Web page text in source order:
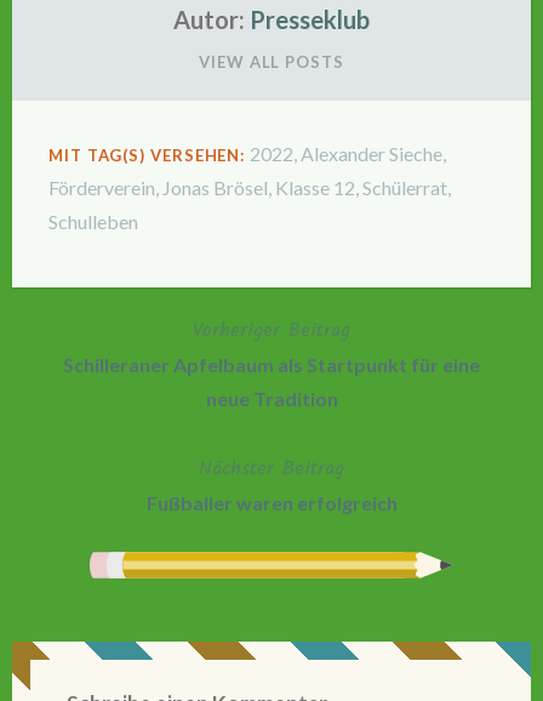
Autor: Presseklub
VIEW ALL POSTS
MIT TAG(S) VERSEHEN: 2022 Alexander Sieche
Förderverein Jonas Brösel Klasse 12 Schülerrat
Schulleben
BeitragsnavigationVorheriger Beitrag
Schilleraner Apfelbaum als Startpunkt für eine
neue Tradition
Nächster Beitrag
Fußballer waren erfolgreich